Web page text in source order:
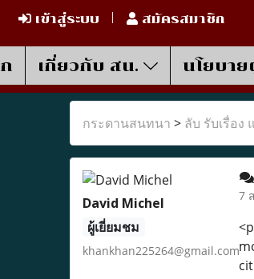
เข้าสู่ระบบ สมัครสมาชิก
เกี่ยวกับ สน. นโยบา
กระดานสนทนา > ลับ รับเรื่อง
David Michel
ผู้เยี่ยมชม
khankhan225264@gmail.com
7